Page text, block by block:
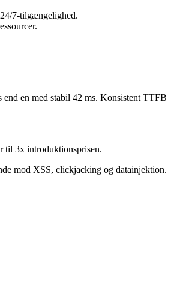
7-tilgængelighed.
en med stabil 42 ms. Konsistent TTFB
til 3x introduktionsprisen.
mod XSS, clickjacking og datainjektion.